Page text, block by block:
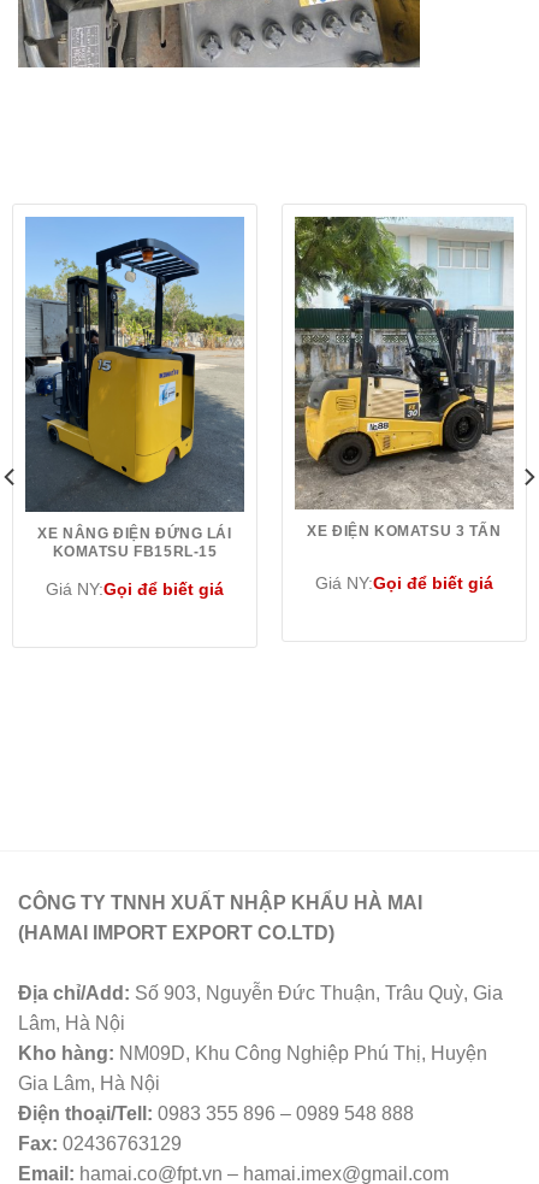
XE NÂNG ĐIỆN ĐỨNG LÁI
KOMATSU FB15RL-15
Giá NY:Gọi để biết giá
XE ĐIỆN KOMATSU 3 TẤN
Giá NY:Gọi để biết giá
CÔNG TY TNNH XUẤT NHẬP KHẨU HÀ MAI
(HAMAI IMPORT EXPORT CO.LTD)
Địa chỉ/Add: Số 903, Nguyễn Đức Thuận, Trâu Quỳ, Gia
Lâm, Hà Nội
Kho hàng: NM09D, Khu Công Nghiệp Phú Thị, Huyện
Gia Lâm, Hà Nội
Điện thoại/Tell: 0983 355 896 – 0989 548 888
Fax: 02436763129
Email: hamai.co@fpt.vn – hamai.imex@gmail.com